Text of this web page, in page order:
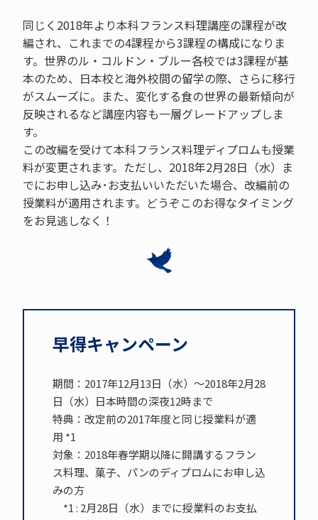
同じく2018年より本科フランス料理講座の課程が改
編され、これまでの4課程から3課程の構成になりま
す。世界のル・コルドン・ブルー各校では3課程が基
本のため、日本校と海外校間の留学の際、さらに移行
がスムーズに。また、変化する食の世界の最新傾向が
反映されるなど講座内容も一層グレードアップしま
す。
この改編を受けて本科フランス料理ディプロムも授業
料が変更されます。ただし、2018年2月28日（水）ま
でにお申し込み･お支払いいただいた場合、改編前の
授業料が適用されます。どうぞこのお得なタイミング
をお見逃しなく！
早得キャンペーン
期間：2017年12月13日（水）～2018年2月28
日（水）日本時間の深夜12時まで
特典：改定前の2017年度と同じ授業料が適
用 *1
対象：2018年春学期以降に開講するフラン
ス料理、菓子、パンのディプロムにお申し込
みの方
*1 : 2月28日（水）までに授業料のお支払